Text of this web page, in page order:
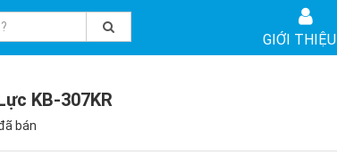
GIỚI THIỆU
KB-307KR
bán